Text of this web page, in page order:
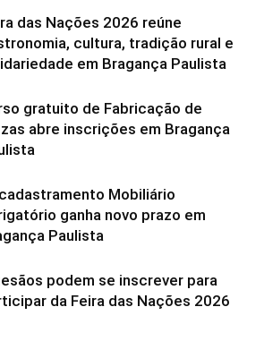
das Nações 2026 reúne
cultura, tradição rural e
em Bragança Paulista
gratuito de Fabricação de
abre inscrições em Bragança
Mobiliário
ganha novo prazo em
Paulista
podem se inscrever para
da Feira das Nações 2026